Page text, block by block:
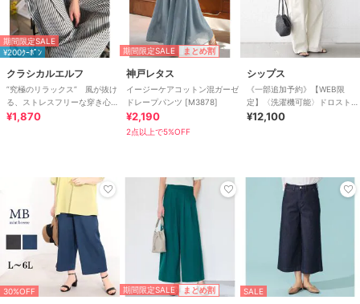
期間限定SALE
¥200ｸｰﾎﾟﾝ
クラシカルエルフ
”究極のリラックス” 風が抜け
る、ストレスフリーな穿き心
地。サッカー素材タックワイド
¥1,870
期間限定SALE まとめ割
神戸レタス
イージーケアコットン混ガーゼ
ドレープパンツ [M3878]
¥2,190
2点以上で5%OFF
シップス
《一部追加予約》【WEB限
定】〈洗濯機可能〉ドロスト
ベイカー パンツ
¥12,100
30%OFF 期間限定SALE まとめ割 SALE